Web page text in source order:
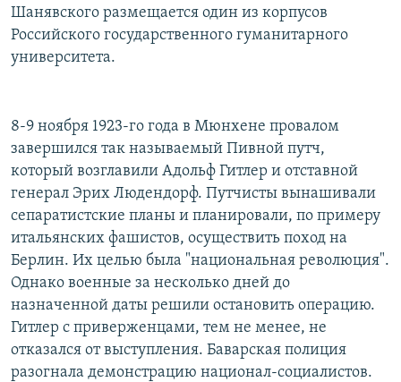
Шанявского размещается один из корпусов
Российского государственного гуманитарного
университета.
8-9 ноября 1923-го года в Мюнхене провалом
завершился так называемый Пивной путч,
который возглавили Адольф Гитлер и отставной
генерал Эрих Людендорф. Путчисты вынашивали
сепаратистские планы и планировали, по примеру
итальянских фашистов, осуществить поход на
Берлин. Их целью была "национальная революция".
Однако военные за несколько дней до
назначенной даты решили остановить операцию.
Гитлер с приверженцами, тем не менее, не
отказался от выступления. Баварская полиция
разогнала демонстрацию национал-социалистов.